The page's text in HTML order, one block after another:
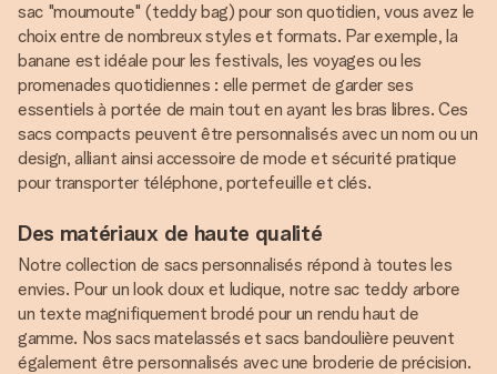
sac "moumoute" (teddy bag) pour son quotidien, vous avez le
choix entre de nombreux styles et formats. Par exemple, la
banane est idéale pour les festivals, les voyages ou les
promenades quotidiennes : elle permet de garder ses
essentiels à portée de main tout en ayant les bras libres. Ces
sacs compacts peuvent être personnalisés avec un nom ou un
design, alliant ainsi accessoire de mode et sécurité pratique
pour transporter téléphone, portefeuille et clés.
Des matériaux de haute qualité
Notre collection de sacs personnalisés répond à toutes les
envies. Pour un look doux et ludique, notre sac teddy arbore
un texte magnifiquement brodé pour un rendu haut de
gamme. Nos sacs matelassés et sacs bandoulière peuvent
également être personnalisés avec une broderie de précision.